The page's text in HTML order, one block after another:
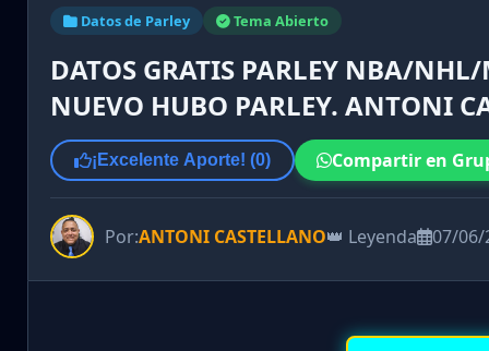
Datos de Parley Tema Abierto
DATOS GRATIS PARLEY NBA/
NUEVO HUBO PARLEY. ANTONI
¡Excelente Aporte! (0) Compartir en
Por:ANTONI CASTELLANO👑 Leyenda 07/06/